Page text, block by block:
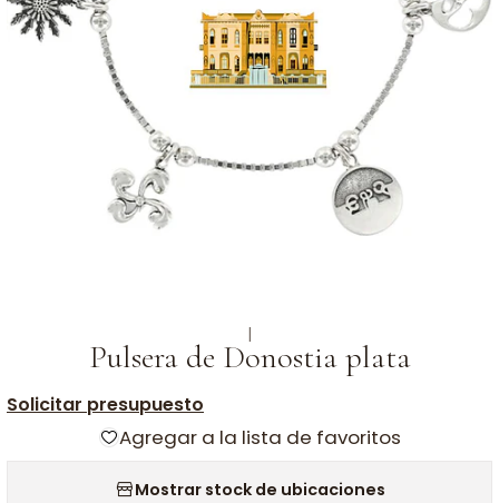
|
Pulsera de Donostia plata
Solicitar presupuesto
Agregar a la lista de favoritos
Mostrar stock de ubicaciones